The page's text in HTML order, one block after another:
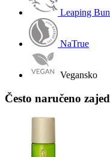
Leaping
NaTrue
Vegansko
Često naručeno